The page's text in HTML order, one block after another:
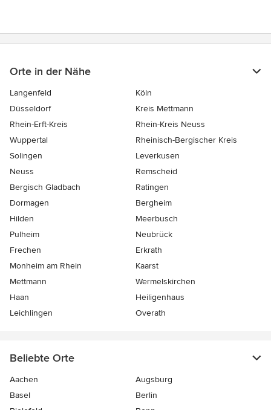
Orte in der Nähe
Langenfeld
Köln
Düsseldorf
Kreis Mettmann
Rhein-Erft-Kreis
Rhein-Kreis Neuss
Wuppertal
Rheinisch-Bergischer Kreis
Solingen
Leverkusen
Neuss
Remscheid
Bergisch Gladbach
Ratingen
Dormagen
Bergheim
Hilden
Meerbusch
Pulheim
Neubrück
Frechen
Erkrath
Monheim am Rhein
Kaarst
Mettmann
Wermelskirchen
Haan
Heiligenhaus
Leichlingen
Overath
Beliebte Orte
Aachen
Augsburg
Basel
Berlin